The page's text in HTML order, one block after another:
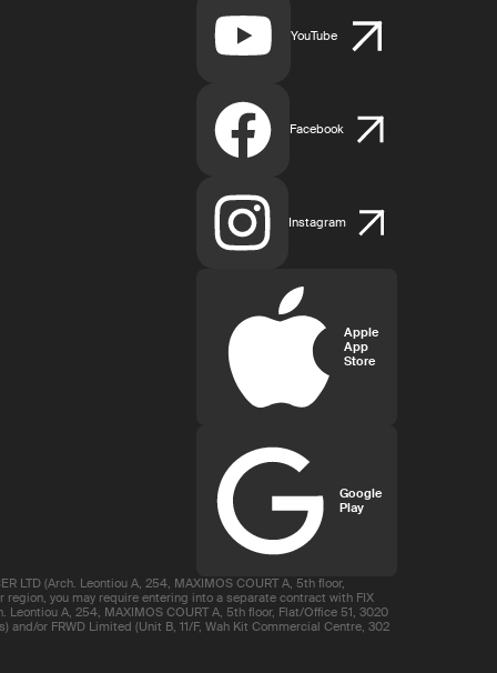
YouTube
Facebook
Instagram
Apple
App
Store
Google
Play
LTD (Arch. Leontiou A, 254, MAXIMOS COURT A, 5th floor,
you may require entering into a separate contract with FIX
Leontiou A, 254, MAXIMOS COURT A, 5th floor, Flat/Office 51, 3020
and/or FRWD Limited (Unit B, 11/F, Wah Kit Commercial Centre, 302